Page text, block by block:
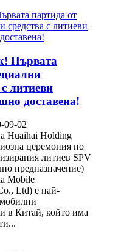
Първата
литиеви
доставена!
09-02
Huaihai Holding
церемония по
литиев SPV
предназначение)
Mobile
Ltd) е най-
в Китай, който има